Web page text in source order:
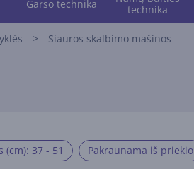
Garso technika
technika
Siauros skalbimo mašinos
(cm): 37 - 51 Pakraunama iš priekio